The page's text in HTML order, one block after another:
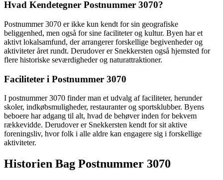
Hvad Kendetegner Postnummer 3070?
Postnummer 3070 er ikke kun kendt for sin geografiske
beliggenhed, men også for sine faciliteter og kultur. Byen har et
aktivt lokalsamfund, der arrangerer forskellige begivenheder og
aktiviteter året rundt. Derudover er Snekkersten også hjemsted for
flere historiske seværdigheder og naturattraktioner.
Faciliteter i Postnummer 3070
I postnummer 3070 finder man et udvalg af faciliteter, herunder
skoler, indkøbsmuligheder, restauranter og sportsklubber. Byens
beboere har adgang til alt, hvad de behøver inden for bekvem
rækkevidde. Derudover er Snekkersten kendt for sit aktive
foreningsliv, hvor folk i alle aldre kan engagere sig i forskellige
aktiviteter.
Historien Bag Postnummer 3070